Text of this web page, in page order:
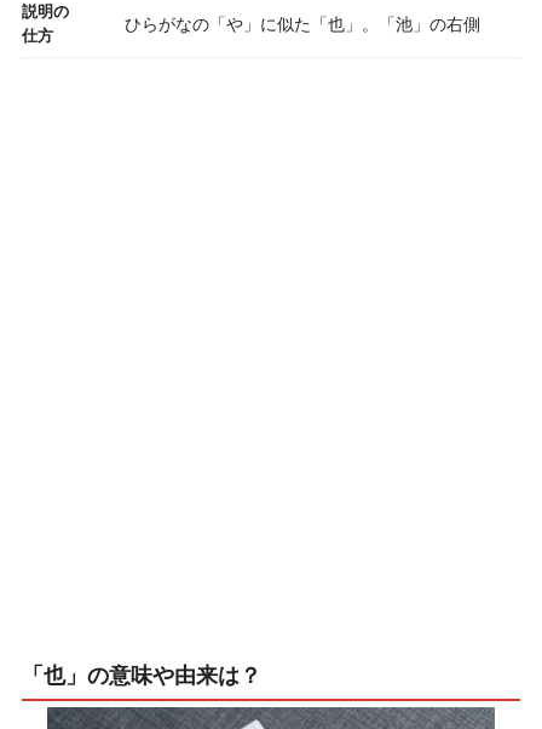
説明の
仕方
ひらがなの「や」に似た「也」。「池」の右側
「也」の意味や由来は？